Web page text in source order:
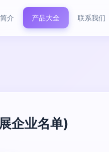
介 产品大全 联系我们
企业名单)